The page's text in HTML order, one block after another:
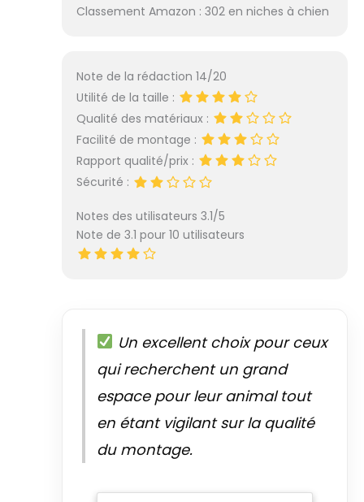
Classement Amazon : 302 en niches à chien
Note de la rédaction 14/20
Utilité de la taille :
Qualité des matériaux :
Facilité de montage :
Rapport qualité/prix :
Sécurité :
Notes des utilisateurs 3.1/5
Note de 3.1 pour 10 utilisateurs
Un excellent choix pour ceux
qui recherchent un grand
espace pour leur animal tout
en étant vigilant sur la qualité
du montage.